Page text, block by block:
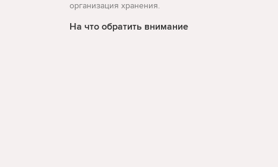
организация хранения.
На что обратить внимание